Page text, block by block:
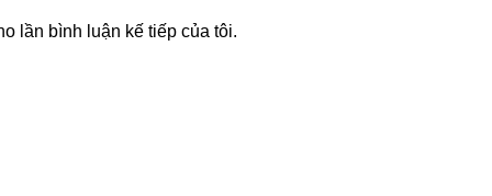
lần bình luận kế tiếp của tôi.